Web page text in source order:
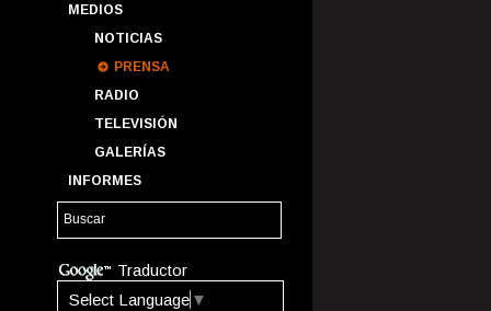
MEDIOS
NOTICIAS
PRENSA
RADIO
TELEVISIÓN
GALERÍAS
INFORMES
Traductor
Select Language ▼